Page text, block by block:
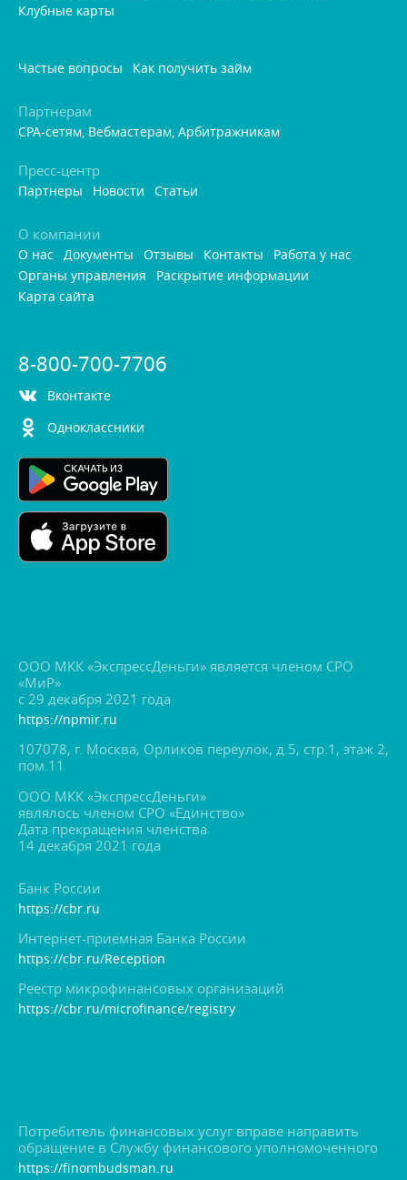
Клубные карты
Частые вопросы Как получить займ
Партнерам
CPA-сетям, Вебмастерам, Арбитражникам
Пресс-центр
Партнеры Новости Статьи
О компании
О нас Документы Отзывы Контакты
Работа у нас
Органы управления
Раскрытие информации
Карта сайта
8-800-700-7706
контакте
Одноклассники
ООО МКК «ЭкспрессДеньги» является членом СРО
«МиР»
с 29 декабря 2021 года
https://npmir.ru
107078, г. Москва, Орликов переулок, д.5, стр.1, этаж 2,
пом.11
ООО МКК «ЭкспрессДеньги»
являлось членом СРО «Единство»
Дата прекращения членства
14 декабря 2021 года
Банк России
https://cbr.ru
Интернет-приемная Банка России
https://cbr.ru/Reception
Реестр микрофинансовых организаций
https://cbr.ru/microfinance/registry
Потребитель финансовых услуг вправе направить
обращение в Службу финансового уполномоченного
https://finombudsman.ru